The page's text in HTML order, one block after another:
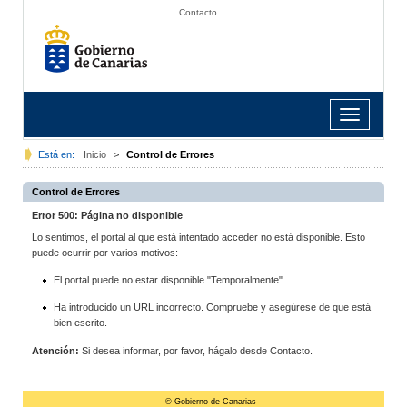
Contacto
Toggle
navigation
Está en: Inicio > Control de Errores
Control de Errores
Error 500: Página no disponible
Lo sentimos, el portal al que está intentado acceder no está disponible. Esto
puede ocurrir por varios motivos:
El portal puede no estar disponible "Temporalmente".
Ha introducido un URL incorrecto. Compruebe y asegúrese de que está
bien escrito.
Atención: Si desea informar, por favor, hágalo desde Contacto.
© Gobierno de Canarias